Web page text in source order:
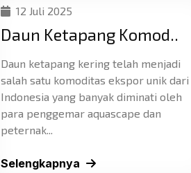
12 Juli 2025
Daun Ketapang Komod..
Daun ketapang kering telah menjadi
salah satu komoditas ekspor unik dari
Indonesia yang banyak diminati oleh
para penggemar aquascape dan
peternak...
Selengkapnya